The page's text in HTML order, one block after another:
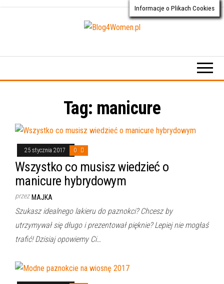
o dla
Tag: manicure
25 stycznia 2017 0
Wszystko co musisz wiedzieć o
manicure hybrydowym
przez MAJKA
Szukasz idealnego lakieru do paznokci? Chcesz by
utrzymywał się długo i prezentował pięknie? Lepiej nie mogłaś
trafić! Dzisiaj opowiemy Ci…
Informacje o Plikach Cookies